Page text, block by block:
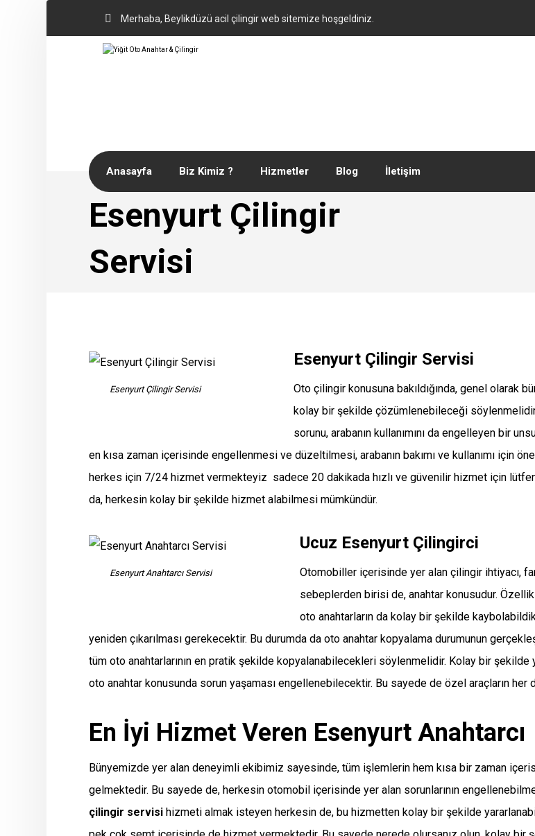
Merhaba, Beylikdüzü acil çilingir web sitemize hoşgeldiniz.
Anasayfa Biz Kimiz ? Hizmetler Blog İletişim
Esenyurt Çilingir
Servisi
Esenyurt Çilingir Servisi
Esenyurt Çilingir Servisi
Oto çilingir konusuna bakıldığında, genel olarak
kolay bir şekilde çözümlenebileceği söylenmelidir.
sorunu, arabanın kullanımını da engelleyen bir
en kısa zaman içerisinde engellenmesi ve düzeltilmesi, arabanın bakımı ve kullanımı için
herkes için 7/24 hizmet vermekteyiz sadece 20 dakikada hızlı ve güvenilir hizmet için
da, herkesin kolay bir şekilde hizmet alabilmesi mümkündür.
Esenyurt Anahtarcı Servisi
Ucuz Esenyurt Çilingirci
Otomobiller içerisinde yer alan çilingir ihtiyacı,
sebeplerden birisi de, anahtar konusudur.
oto anahtarların da kolay bir şekilde
yeniden çıkarılması gerekecektir. Bu durumda da oto anahtar kopyalama durumunun
tüm oto anahtarlarının en pratik şekilde kopyalanabilecekleri söylenmelidir. Kolay bir
oto anahtar konusunda sorun yaşaması engellenebilecektir. Bu sayede de özel araçların
En İyi Hizmet Veren Esenyurt Anahtarcı
Bünyemizde yer alan deneyimli ekibimiz sayesinde, tüm işlemlerin hem kısa bir zaman
gelmektedir. Bu sayede de, herkesin otomobil içerisinde yer alan sorunlarının
çilingir servisi hizmeti almak isteyen herkesin de, bu hizmetten kolay bir şekilde